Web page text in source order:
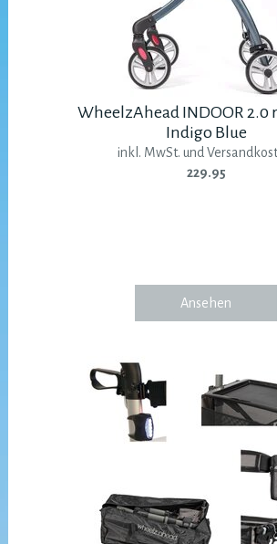
WheelzAhead INDOOR 2.0
Indigo Blue
inkl. MwSt. und
229.95
Ansehen